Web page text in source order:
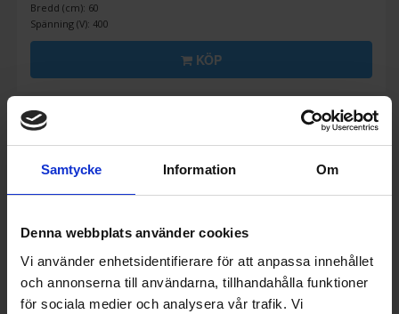
Samtycke Information Om
Denna webbplats använder cookies
Vi använder enhetsidentifierare för att anpassa innehållet
och annonserna till användarna, tillhandahålla funktioner
för sociala medier och analysera vår trafik. Vi
Bredd (cm): 60
Spänning (V): 400
KÖP